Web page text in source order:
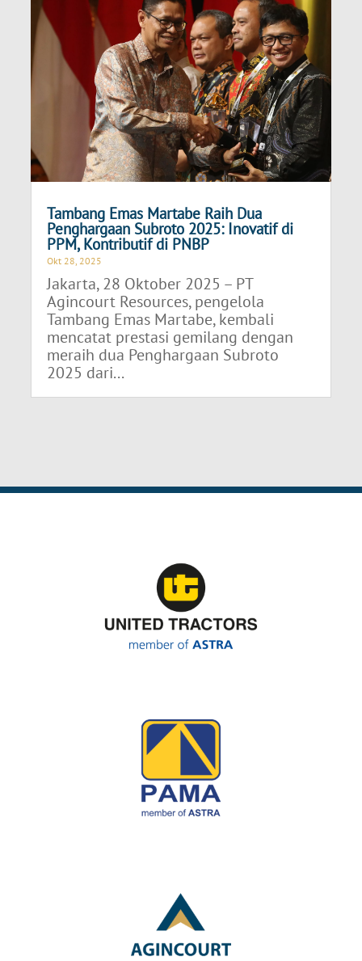
Tambang Emas Martabe Raih Dua
Penghargaan Subroto 2025: Inovatif di
PPM, Kontributif di PNBP
Okt 28, 2025
Jakarta, 28 Oktober 2025 – PT
Agincourt Resources, pengelola
Tambang Emas Martabe, kembali
mencatat prestasi gemilang dengan
meraih dua Penghargaan Subroto
2025 dari...